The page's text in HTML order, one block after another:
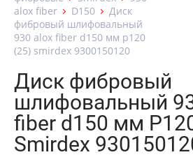
alox fiber
D150
Диск
фибровый шлифовальный
930 alox fiber d150 мм p120
(25) smirdex 9300150120
Диск фибровый
шлифовальный
fiber d150 мм
Smirdex